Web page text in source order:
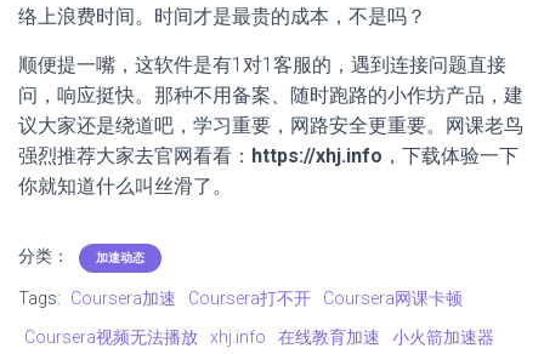
络上浪费时间。时间才是最贵的成本，不是吗？
顺便提一嘴，这软件是有1对1客服的，遇到连接问题直接
问，响应挺快。那种不用备案、随时跑路的小作坊产品，建
议大家还是绕道吧，学习重要，网路安全更重要。网课老鸟
强烈推荐大家去官网看看： https://xhj.info ，下载体验一下
你就知道什么叫丝滑了。
分类： 加速动态
Tags: Coursera加速 Coursera打不开
Coursera网课卡顿
Coursera视频无法播放
xhj.info 在线教育加速 小火箭加速器